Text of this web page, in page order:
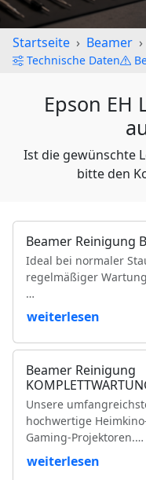
Startseite Beamer
Technische Daten
Epson EH
Ist die gewünschte
bitte den
Beamer Reinigung
Ideal bei normaler
regelmäßiger
Leistungsumfang:
Reinigung der
Reinigung der
Objektivreinigung
Entfernung loser
Geräteinneren
Prüfung der
Funktionsprüfung
weiterlesen
Beamer Reinigung
Unsere
hochwertige
Gaming-Projektoren.
Leistungsumfang:
weiterlesen